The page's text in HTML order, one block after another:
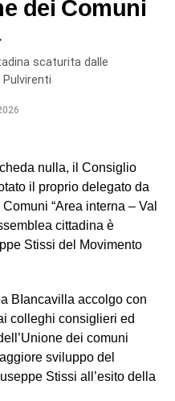
dei Comuni
scaturita dalle
nulla, il Consiglio
il proprio delegato da
“Area interna – Val
cittadina è
Stissi del Movimento
BIancavilla accolgo con
colleghi consiglieri ed
dei comuni
sviluppo del
Stissi all’esito della